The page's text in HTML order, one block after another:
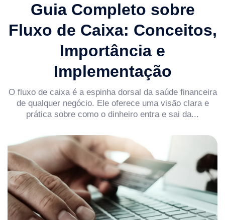
Guia Completo sobre
Fluxo de Caixa: Conceitos,
Importância e
Implementação
O fluxo de caixa é a espinha dorsal da saúde financeira
de qualquer negócio. Ele oferece uma visão clara e
prática sobre como o dinheiro entra e sai da...